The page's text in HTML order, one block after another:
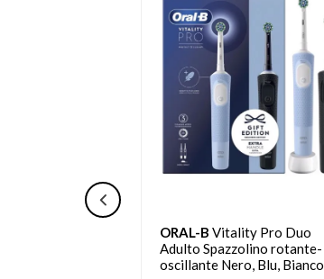
ORAL-B Vitality Pro Duo
Adulto Spazzolino rotante-
oscillante Nero, Blu, Bianco